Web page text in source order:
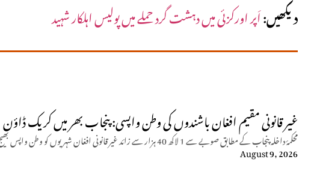
دیکھیں:اَپر اورکزئی میں دہشت گرد حملے میں پولیس اہلکار شہید
غیر قانونی مقیم افغان باشندوں کی وطن واپسی: پنجاب بھر میں کریک ڈاؤن
محکمۂ داخلہ پنجاب کے مطابق صوبے سے 1 لاکھ 40 ہزار سے زائد غیر قانونی افغان شہریوں کو وطن واپس بھیج دیا گیا ہے۔
August 9, 2026